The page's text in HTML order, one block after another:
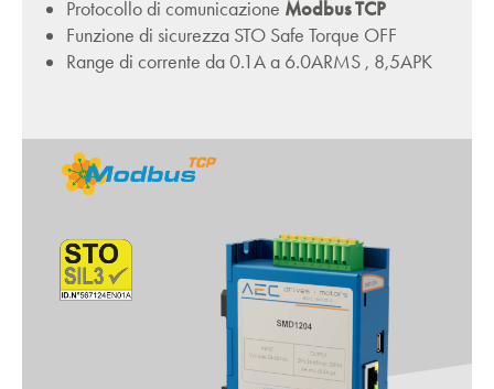
Protocollo di comunicazione Modbus TCP
Funzione di sicurezza STO Safe Torque OFF
Range di corrente da 0.1A a 6.0ARMS , 8,5APK